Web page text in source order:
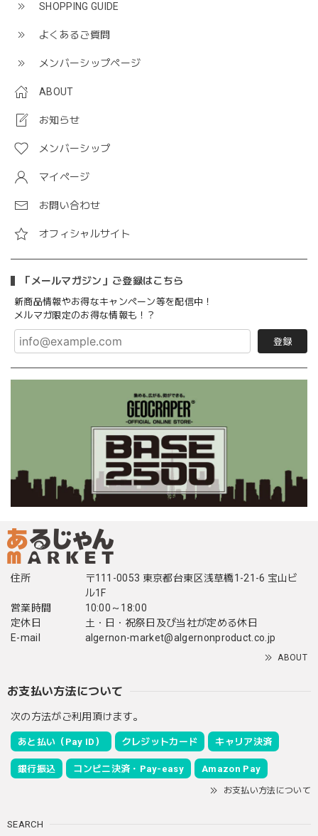
SHOPPING GUIDE
よくあるご質問
メンバーシップページ
ABOUT
お知らせ
メンバーシップ
マイページ
お問い合わせ
オフィシャルサイト
「メールマガジン」ご登録はこちら
新商品情報やお得なキャンペーン等を配信中！
メルマガ限定のお得な情報も！？
登録
住所
〒111-0053 東京都台東区浅草橋1-21-6 宝山ビ
ル1F
営業時間
10:00～18:00
定休日
土・日・祝祭日及び当社が定める休日
E-mail
algernon-market@algernonproduct.co.jp
ABOUT
お支払い方法について
次の方法がご利用頂けます。
あと払い（Pay ID） クレジットカード キャリア決済
銀行振込 コンビニ決済・Pay-easy Amazon Pay
お支払い方法について
SEARCH